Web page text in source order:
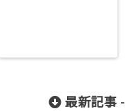
最新記事 -